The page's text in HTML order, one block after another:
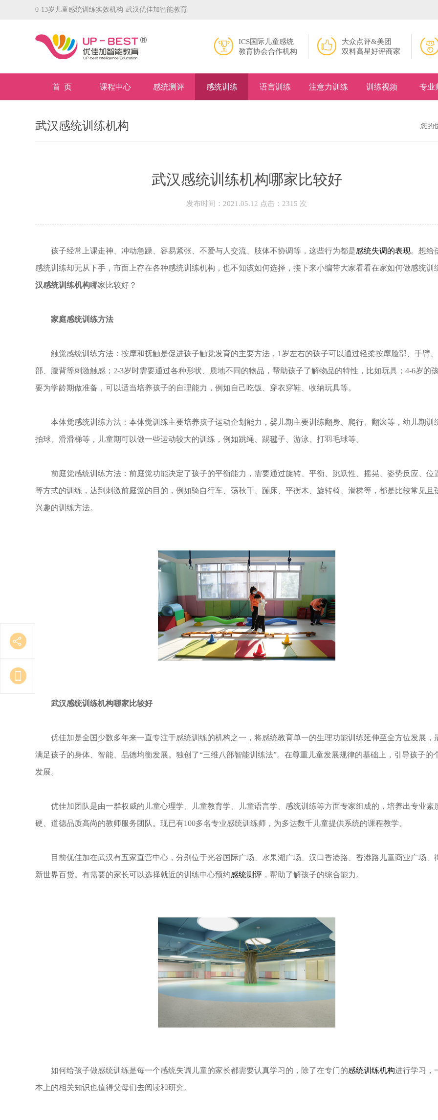
0-13岁儿童感统训练实效机构-武汉优佳加智能教育
大众点评&美团
双料高星好评商家
ICS国际儿童感统
教育协会合作机构
首 页 课程中心 感统测评 感统训练 语言训练 注意力训练 训练视频 专业
武汉感统训练机构 您的
武汉感统训练机构哪家比较好
发布时间：2021.05.12 点击：2315 次
孩子经常上课走神、冲动急躁、容易紧张、不爱与人交流、肢体不协调等，这些行为都是感统失调的表现。想给
感统训练却无从下手，市面上存在各种感统训练机构，也不知该如何选择，接下来小编带大家看看在家如何做感统训
汉感统训练机构哪家比较好？
家庭感统训练方法
触觉感统训练方法：按摩和抚触是促进孩子触觉发育的主要方法，1岁左右的孩子可以通过轻柔按摩脸部、手臂
部、腹背等刺激触感；2-3岁时需要通过各种形状、质地不同的物品，帮助孩子了解物品的特性，比如玩具；4-6岁的
要为学龄期做准备，可以适当培养孩子的自理能力，例如自己吃饭、穿衣穿鞋、收纳玩具等。
本体觉感统训练方法：本体觉训练主要培养孩子运动企划能力，婴儿期主要训练翻身、爬行、翻滚等，幼儿期训
拍球、滑滑梯等，儿童期可以做一些运动较大的训练，例如跳绳、踢毽子、游泳、打羽毛球等。
前庭觉感统训练方法：前庭觉功能决定了孩子的平衡能力，需要通过旋转、平衡、跳跃性、摇晃、姿势反应、位
等方式的训练，达到刺激前庭觉的目的，例如骑自行车、荡秋千、蹦床、平衡木、旋转椅、滑梯等，都是比较常见且
兴趣的训练方法。
武汉感统训练机构哪家比较好
优佳加是全国少数多年来一直专注于感统训练的机构之一，将感统教育单一的生理功能训练延伸至全方位发展，
满足孩子的身体、智能、品德均衡发展。独创了“三维八部智能训练法”。在尊重儿童发展规律的基础上，引导孩子的
发展。
优佳加团队是由一群权威的儿童心理学、儿童教育学、儿童语言学、感统训练等方面专家组成的，培养出专业素
硬、道德品质高尚的教师服务团队。现已有100多名专业感统训练师，为多达数千儿童提供系统的课程教学。
目前优佳加在武汉有五家直营中心，分别位于光谷国际广场、水果湖广场、汉口香港路、香港路儿童商业广场、
新世界百货。有需要的家长可以选择就近的训练中心预约感统测评 ，帮助了解孩子的综合能力。
如何给孩子做感统训练是每一个感统失调儿童的家长都需要认真学习的，除了在专门的感统训练机构进行学习，
本上的相关知识也值得父母们去阅读和研究。